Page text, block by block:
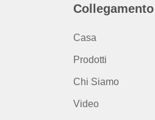
Casa
Prodotti
Chi Siamo
Video